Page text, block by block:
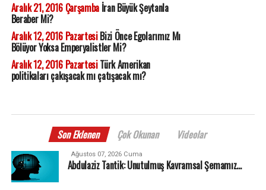
Aralık 21, 2016 Çarşambaİran Büyük Şeytanla
Beraber Mi?
Aralık 12, 2016 PazartesiBizi Önce Egolarımız Mı
Bölüyor Yoksa Emperyalistler Mi?
Aralık 12, 2016 PazartesiTürk Amerikan
politikaları çakışacak mı çatışacak mı?
Son Eklenen Çok Okunan Videolar
Ağustos 07, 2026 Cuma
Abdulaziz Tantik: Unutulmuş Kavramsal Şemamız…